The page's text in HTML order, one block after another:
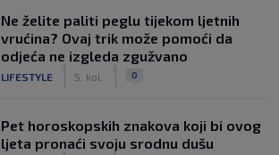
Ne želite paliti peglu tijekom ljetnih
vrućina? Ovaj trik može pomoći da
odjeća ne izgleda zgužvano
LIFESTYLE 5. kol. 0
Pet horoskopskih znakova koji bi ovog
ljeta pronaći svoju srodnu dušu